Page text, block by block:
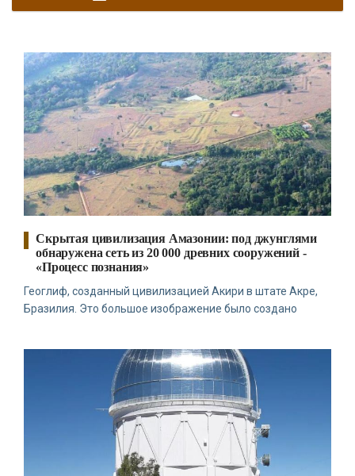
Скрытая цивилизация Амазонии: под джунглями
обнаружена сеть из 20 000 древних сооружений -
«Процесс познания»
Геоглиф, созданный цивилизацией Акири в штате Акре,
Бразилия. Это большое изображение было создано